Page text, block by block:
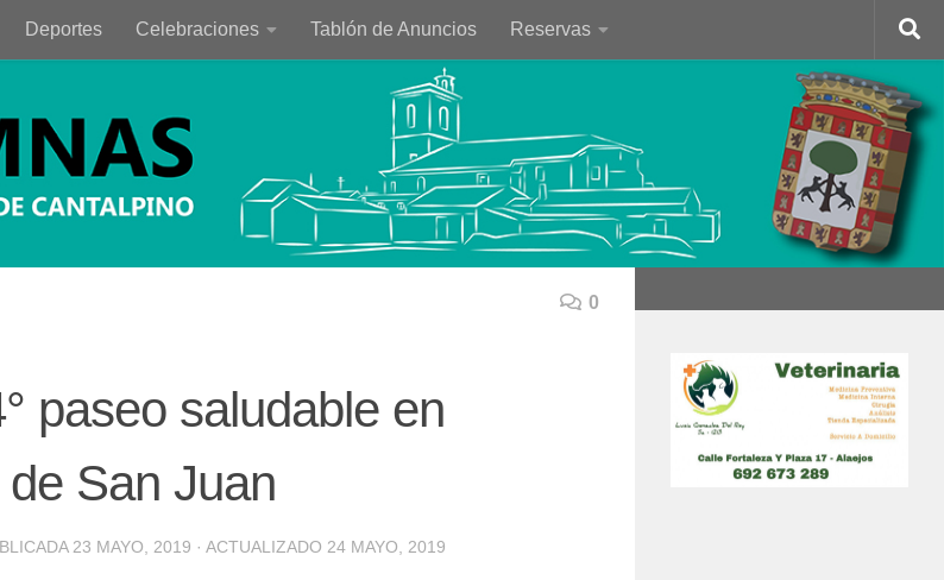
Deportes Celebraciones Tablón de Anuncios Reservas
0
paseo saludable en
San Juan
23 MAYO, 2019 · ACTUALIZADO 24 MAYO, 2019